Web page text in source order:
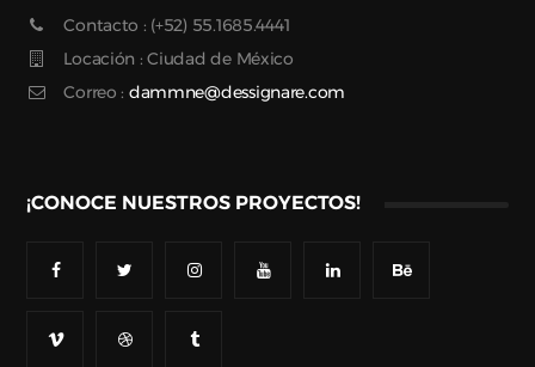
Contacto : (+52) 55.1685.4441
Locación : Ciudad de México
Correo : dammne@dessignare.com
¡CONOCE NUESTROS PROYECTOS!